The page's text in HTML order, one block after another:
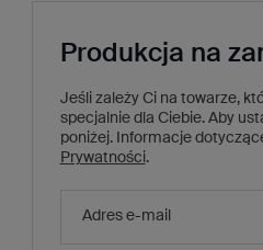
Produkcja na
Jeśli zależy Ci na towarze,
specjalnie dla Ciebie. Aby
poniżej. Informacje
Prywatności.
Adres e-mail